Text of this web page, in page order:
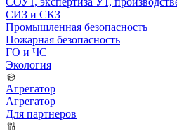
СИЗ и СКЗ
Промышленная безопасность
Пожарная безопасность
ГО и ЧС
Экология
Агрегатор
Агрегатор
Для партнеров